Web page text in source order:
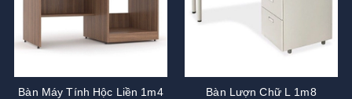
Bàn Máy Tính Hộc Liền 1m4
Bàn Lượn Chữ L 1m8